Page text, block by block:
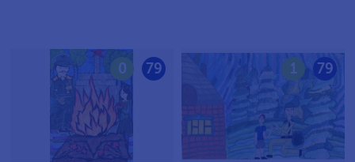
79
0 79
1